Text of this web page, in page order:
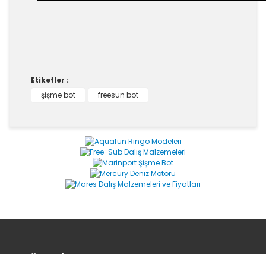
görüntülenemiyor.
Ürün fiyatı diğer sitelerden daha pahalı.
Bu ürüne benzer farklı alternatifler
Etiketler :
şişme bot
freesun bot